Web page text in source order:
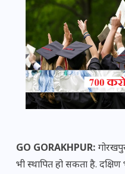
GO GORAKHPUR:
भी स्थापित हो सकता है.